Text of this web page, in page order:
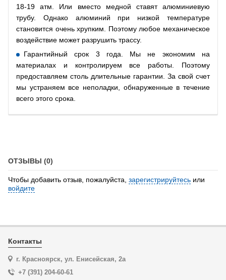
18-19 атм. Или вместо медной ставят алюминиевую
трубу. Однако алюминий при низкой температуре
становится очень хрупким. Поэтому любое механическое
воздействие может разрушить трассу.
Гарантийный срок 3 года. Мы не экономим на
материалах и контролируем все работы. Поэтому
предоставляем столь длительные гарантии. За свой счет
мы устраняем все неполадки, обнаруженные в течение
всего этого срока.
ОТЗЫВЫ (0)
Чтобы добавить отзыв, пожалуйста, зарегистрируйтесь или
войдите
Контакты
г. Красноярск, ул. Енисейская, 2а
+7 (391) 204-60-61